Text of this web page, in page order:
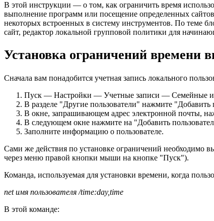
В этой инструкции — о том, как ограничить время
выполнение программ или посещение определенных
некоторых встроенных в систему инструментов. По теме
сайт, редактор локальной групповой политики для
Установка ограничений времени
Сначала вам понадобится учетная запись локального
Пуск — Настройки — Учетные записи — Семейные и
В разделе "Другие пользователи" нажмите "Добавить
В окне, запрашивающем адрес электронной почты,
В следующем окне нажмите на "Добавить
Заполните информацию о пользователе.
Сами же действия по установке ограничений необходимо
через меню правой кнопки мыши на кнопке "Пуск").
Команда, используемая для установки времени, когда
net имя пользователя /time:day,time
В этой команде: